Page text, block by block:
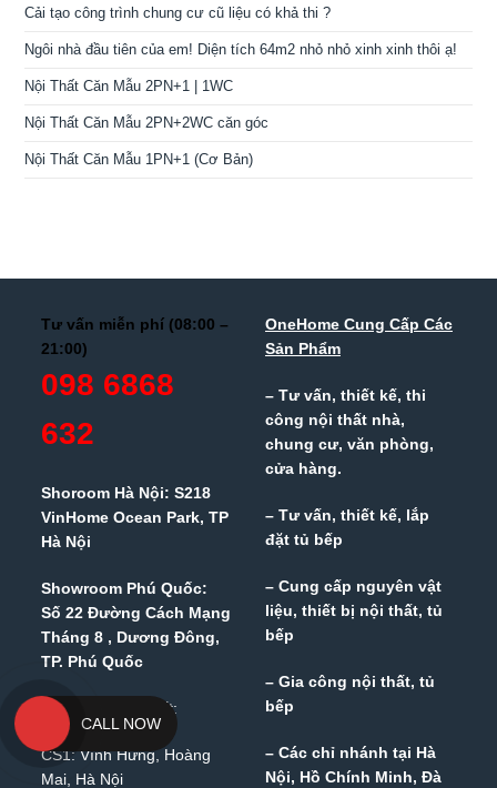
Cải tạo công trình chung cư cũ liệu có khả thi ?
Ngôi nhà đầu tiên của em! Diện tích 64m2 nhỏ nhỏ xinh xinh thôi ạ!
Nội Thất Căn Mẫu 2PN+1 | 1WC
Nội Thất Căn Mẫu 2PN+2WC căn góc
Nội Thất Căn Mẫu 1PN+1 (Cơ Bản)
Tư vấn miễn phí (08:00 –
21:00)
098 6868
632
Shoroom Hà Nội: S218
VinHome Ocean Park, TP
Hà Nội
Showroom Phú Quốc:
Số 22 Đường Cách Mạng
Tháng 8 , Dương Đông,
TP. Phú Quốc
Nhà Máy Sản Xuất:
CS1: Vĩnh Hưng, Hoàng
Mai, Hà Nội
OneHome Cung Cấp Các
Sản Phẩm
– Tư vấn, thiết kế, thi
công nội thất nhà,
chung cư, văn phòng,
cửa hàng.
– Tư vấn, thiết kế, lắp
đặt tủ bếp
– Cung cấp nguyên vật
liệu, thiết bị nội thất, tủ
bếp
– Gia công nội thất, tủ
bếp
– Các chỉ nhánh tại Hà
Nội, Hồ Chính Minh, Đà
CALL NOW